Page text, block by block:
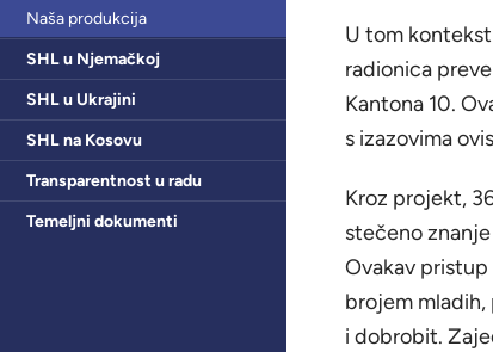
Naša produkcija
SHL u Njemačkoj
SHL u Ukrajini
SHL na Kosovu
Transparentnost u radu
Temeljni dokumenti
U tom
radionica
Kantona 10.
s izazovima
Kroz projekt,
stečeno
Ovakav
brojem
i dobrobit.